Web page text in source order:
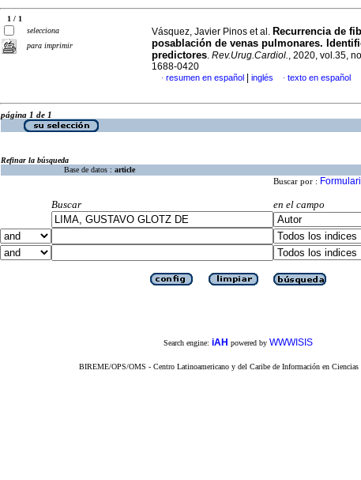
1 / 1
selecciona
para imprimir
Vásquez, Javier Pinos et al. Recurrencia de
posablación de venas pulmonares.
predictores. Rev.Urug.Cardiol., 2020, vol.35,
1688-0420
· resumen en español inglés · texto en español
página 1 de 1
Refinar la búsqueda
Base de datos : article
Buscar por :
Buscar
en el campo
Search engine: iAH powered by WWWISIS
BIREME/OPS/OMS - Centro Latinoamericano y del Caribe de Información en Ciencias